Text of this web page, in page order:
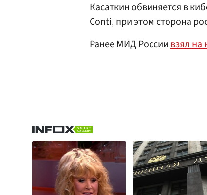
Касаткин обвиняется в
Conti, при этом сторона
Ранее МИД Россиивзял на